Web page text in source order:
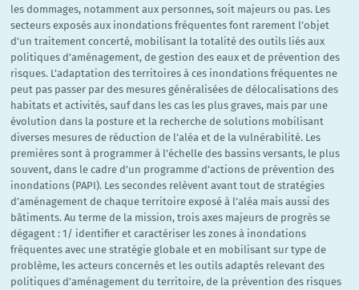
les dommages, notamment aux personnes, soit majeurs ou pas. Les
secteurs exposés aux inondations fréquentes font rarement l’objet
d’un traitement concerté, mobilisant la totalité des outils liés aux
politiques d’aménagement, de gestion des eaux et de prévention des
risques. L’adaptation des territoires à ces inondations fréquentes ne
peut pas passer par des mesures généralisées de délocalisations des
habitats et activités, sauf dans les cas les plus graves, mais par une
évolution dans la posture et la recherche de solutions mobilisant
diverses mesures de réduction de l’aléa et de la vulnérabilité. Les
premières sont à programmer à l’échelle des bassins versants, le plus
souvent, dans le cadre d’un programme d’actions de prévention des
inondations (PAPI). Les secondes relèvent avant tout de stratégies
d’aménagement de chaque territoire exposé à l’aléa mais aussi des
bâtiments. Au terme de la mission, trois axes majeurs de progrès se
dégagent : 1/ identifier et caractériser les zones à inondations
fréquentes avec une stratégie globale et en mobilisant sur type de
problème, les acteurs concernés et les outils adaptés relevant des
politiques d’aménagement du territoire, de la prévention des risques